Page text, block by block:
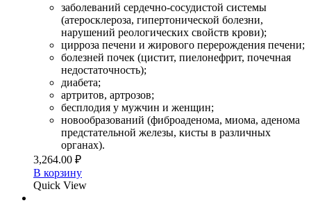
заболеваний сердечно-сосудистой системы
(атеросклероза, гипертонической болезни,
нарушений реологических свойств крови);
цирроза печени и жирового перерождения печени;
болезней почек (цистит, пиелонефрит, почечная
недостаточность);
диабета;
артритов, артрозов;
бесплодия у мужчин и женщин;
новообразований (фиброаденома, миома, аденома
предстательной железы, кисты в различных
органах).
3,264.00 ₽
В корзину
Quick View